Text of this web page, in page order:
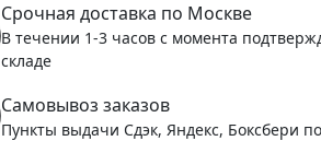
(Артикул:1750-105
Срочная доставка по Москве
В течении 1-3 часов с момента
складе
Самовывоз заказов
Пункты выдачи Сдэк, Яндекс, Боксбери